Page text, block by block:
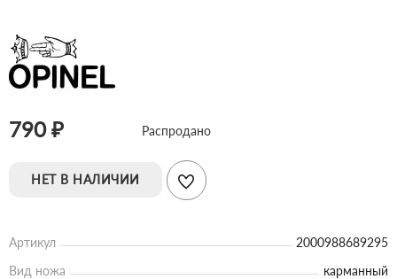
790 ₽ Распродано
НЕТ В НАЛИЧИИ
Артикул
2000988689295
Вид ножа
карманный